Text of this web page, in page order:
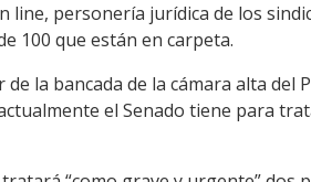
line, personería jurídica de los
100 que están en carpeta.
la bancada de la cámara alta
el Senado tiene para